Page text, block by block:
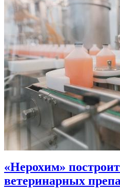
«Нерохим»
ветеринарных